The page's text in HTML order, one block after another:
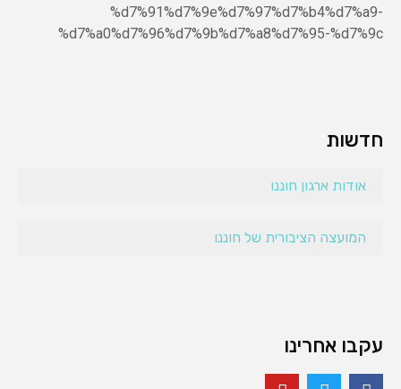
חדשות
אודות ארגון חוננו
המועצה הציבורית של חוננו
עקבו אחרינו
%d7%91%d7%9e%d7%97%d7%b4%d7%a9-
%d7%a0%d7%96%d7%9b%d7%a8%d7%95-%d7%9c